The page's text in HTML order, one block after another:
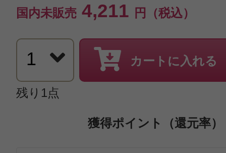
国内未販売 4,211 円（税込）
カートに入れる
残り1点
獲得ポイント（還元率）